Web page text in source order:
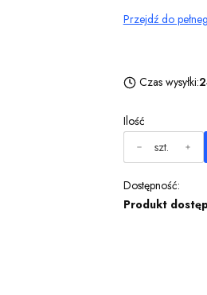
Przejdź do
Czas wysyłki:
Ilość
szt.
Dostępność:
Produkt